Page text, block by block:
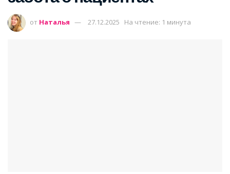
от Наталья 27.12.2025 На чтение: 1 минута